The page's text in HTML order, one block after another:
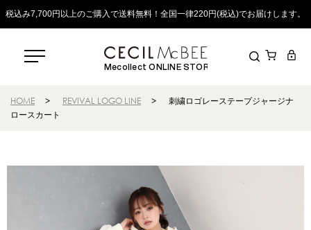
税込み7,700円以上のご購入で送料無料！全国一律220円(税込)でお届けします。
Mecollect ONLINE STORE
HOME > REVIVAL LOGO LINE >
刺繍ロゴレーステープジャージナ
ロースカート